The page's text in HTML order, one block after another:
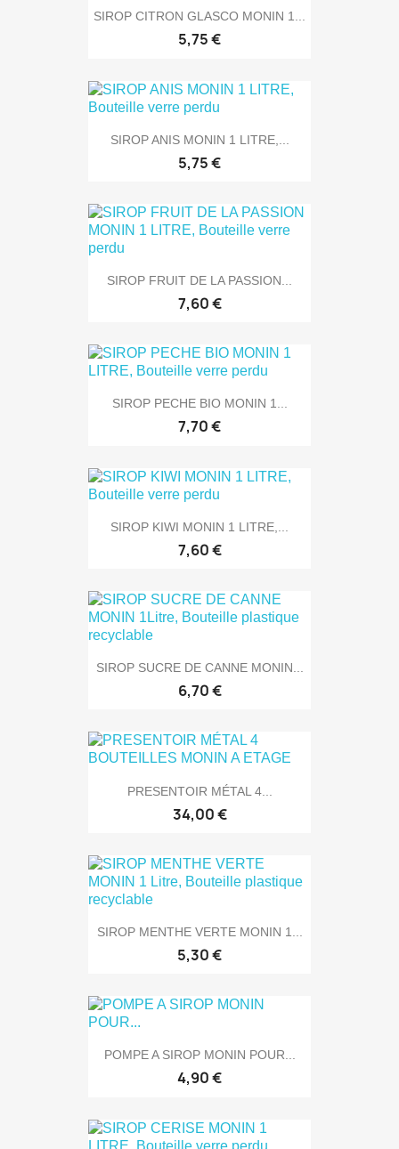
SIROP CITRON GLASCO MONIN 1...
5,75 €
SIROP ANIS MONIN 1 LITRE,...
5,75 €
SIROP FRUIT DE LA PASSION...
7,60 €
SIROP PECHE BIO MONIN 1...
7,70 €
SIROP KIWI MONIN 1 LITRE,...
7,60 €
SIROP SUCRE DE CANNE MONIN...
6,70 €
PRESENTOIR MÉTAL 4...
34,00 €
SIROP MENTHE VERTE MONIN 1...
5,30 €
POMPE A SIROP MONIN POUR...
4,90 €